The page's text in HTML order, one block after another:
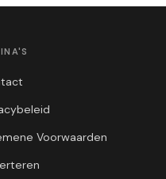
Voorwaarden